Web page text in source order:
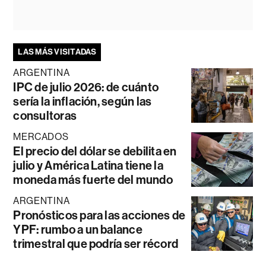
LAS MÁS VISITADAS
ARGENTINA
IPC de julio 2026: de cuánto
sería la inflación, según las
consultoras
MERCADOS
El precio del dólar se debilita en
julio y América Latina tiene la
moneda más fuerte del mundo
ARGENTINA
Pronósticos para las acciones de
YPF: rumbo a un balance
trimestral que podría ser récord